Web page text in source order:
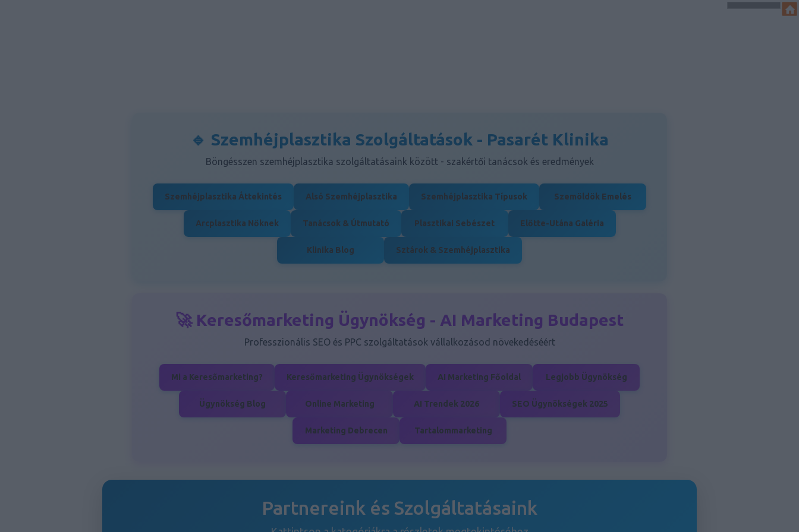
🔹 Szemhéjplasztika Szolgáltatások - Pasarét Klinika
Böngésszen szemhéjplasztika szolgáltatásaink között - szakértői tanácsok és eredmények
Szemhéjplasztika Áttekintés Alsó Szemhéjplasztika Szemhéjplasztika Típusok Szemöldök Emelés
Arcplasztika Nőknek Tanácsok & Útmutató Plasztikai Sebészet Előtte-Utána Galéria
Klinika Blog Sztárok & Szemhéjplasztika
🚀 Keresőmarketing Ügynökség - AI Marketing Budapest
Professzionális SEO és PPC szolgáltatások vállalkozásod növekedéséért
Mi a Keresőmarketing? Keresőmarketing Ügynökségek AI Marketing Főoldal Legjobb Ügynökség
Ügynökség Blog Online Marketing AI Trendek 2026 SEO Ügynökségek 2025
Marketing Debrecen Tartalommarketing
Partnereink és Szolgáltatásaink